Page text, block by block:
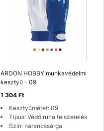
ARDON HOBBY munkavédelmi
kesztyű - 09
1 304 Ft
Kesztyűméret: 09
Típus: Védő ruha felszerelés
Szín: narancssárga